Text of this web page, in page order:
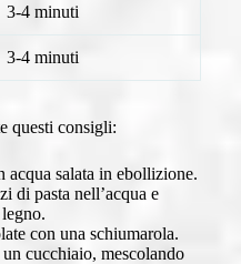
3-4 minuti
3-4 minuti
questi consigli:
acqua salata in ebollizione.
di pasta nell’acqua e
con una schiumarola.
cucchiaio, mescolando